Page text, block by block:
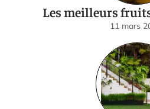
Les meilleurs
11 mars